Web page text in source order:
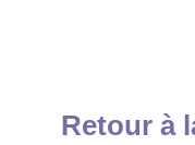
Retour à